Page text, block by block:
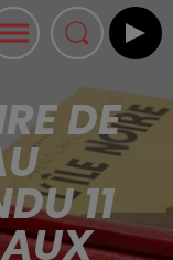
DE
11